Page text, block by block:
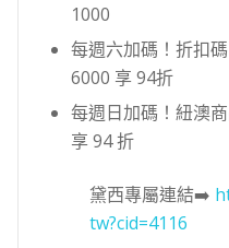
1000
每週六加碼！折扣
6000 享 94折
每週日加碼！紐澳
享 94 折
黛西專屬連結➡️
tw?cid=4116